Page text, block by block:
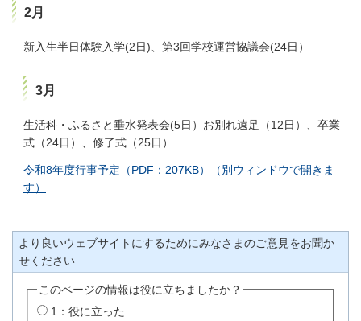
2月
新入生半日体験入学(2日)、第3回学校運営協議会(24日）
3月
生活科・ふるさと垂水発表会(5日）お別れ遠足（12日）、卒業
式（24日）、修了式（25日）
令和8年度行事予定（PDF：207KB）（別ウィンドウで開きま
す）
より良いウェブサイトにするためにみなさまのご意見をお聞か
せください
このページの情報は役に立ちましたか？
1：役に立った